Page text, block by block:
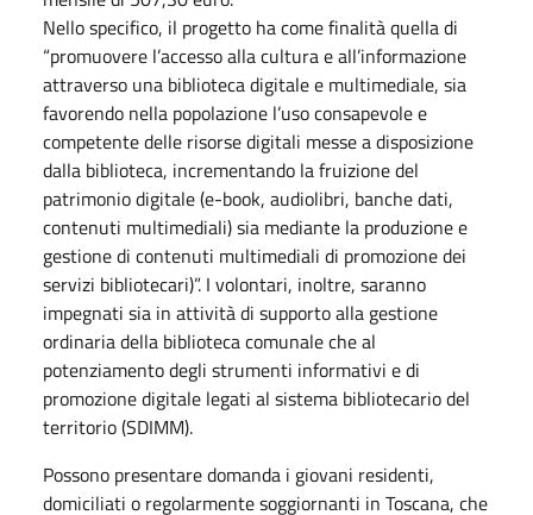
Nello specifico, il progetto ha come finalità quella di
“promuovere l’accesso alla cultura e all’informazione
attraverso una biblioteca digitale e multimediale, sia
favorendo nella popolazione l’uso consapevole e
competente delle risorse digitali messe a disposizione
dalla biblioteca, incrementando la fruizione del
patrimonio digitale (e-book, audiolibri, banche dati,
contenuti multimediali) sia mediante la produzione e
gestione di contenuti multimediali di promozione dei
servizi bibliotecari)”. I volontari, inoltre, saranno
impegnati sia in attività di supporto alla gestione
ordinaria della biblioteca comunale che al
potenziamento degli strumenti informativi e di
promozione digitale legati al sistema bibliotecario del
territorio (SDIMM).
Possono presentare domanda i giovani residenti,
domiciliati o regolarmente soggiornanti in Toscana, che